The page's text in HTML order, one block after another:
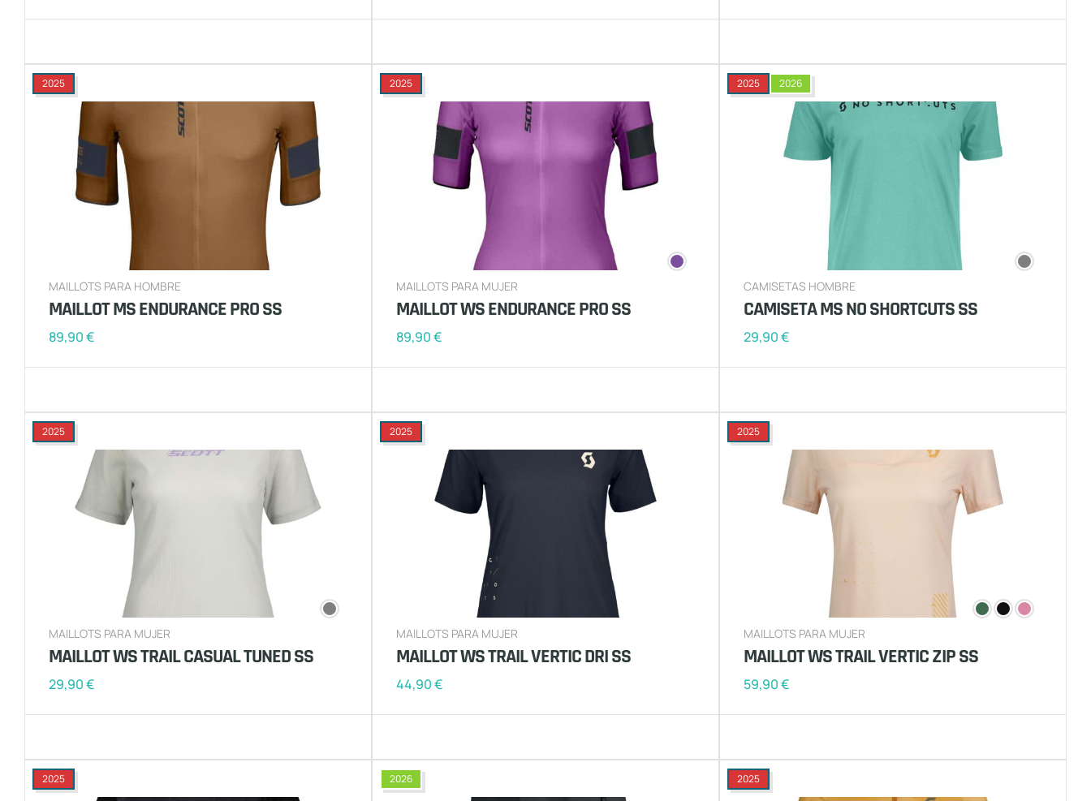
2025
MAILLOTS PARA HOMBRE
MAILLOT MS ENDURANCE PRO SS
89,90€
2025
MAILLOTS PARA MUJER
MAILLOT WS ENDURANCE PRO SS
89,90€
2025 2026
CAMISETAS HOMBRE
CAMISETA MS NO SHORTCUTS SS
29,90€
2025
MAILLOTS PARA MUJER
MAILLOT WS TRAIL CASUAL TUNED SS
29,90€
2025
MAILLOTS PARA MUJER
MAILLOT WS TRAIL VERTIC DRI SS
44,90€
2025
MAILLOTS PARA MUJER
MAILLOT WS TRAIL VERTIC ZIP SS
59,90€
2025 2026 2025